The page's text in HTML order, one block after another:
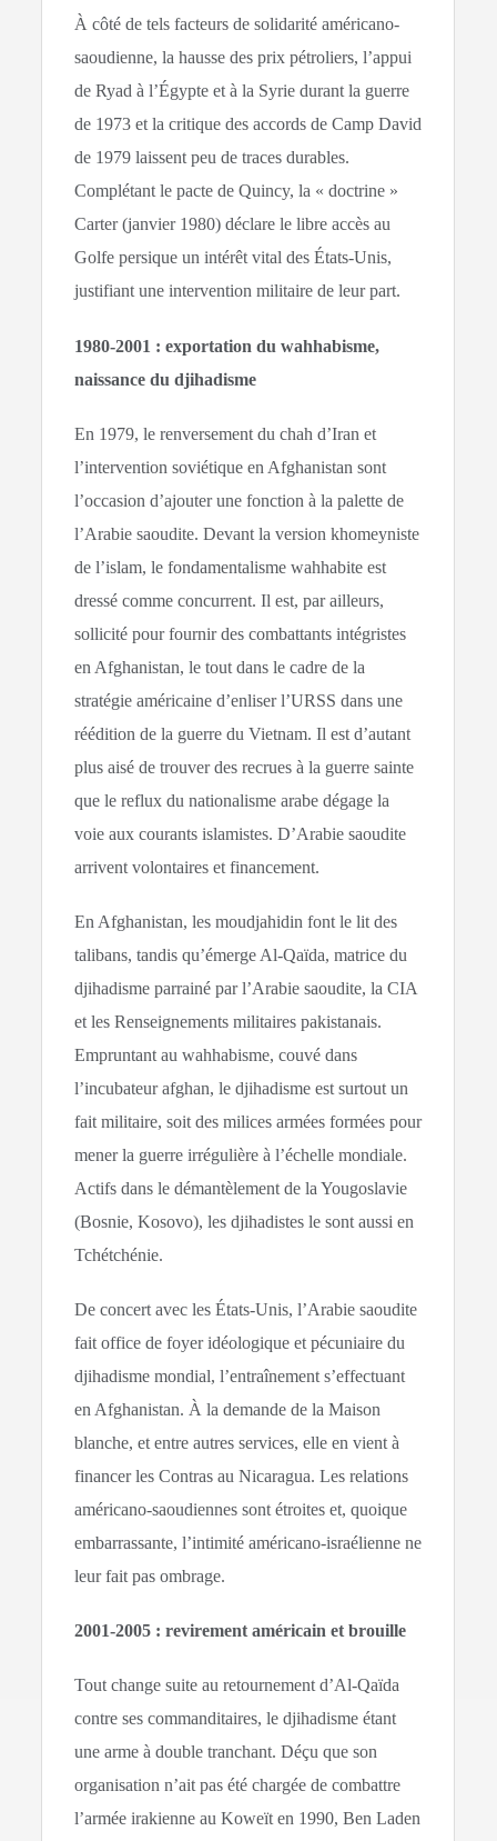
À côté de tels facteurs de solidarité américano-
saoudienne, la hausse des prix pétroliers, l’appui
de Ryad à l’Égypte et à la Syrie durant la guerre
de 1973 et la critique des accords de Camp David
de 1979 laissent peu de traces durables.
Complétant le pacte de Quincy, la « doctrine »
Carter (janvier 1980) déclare le libre accès au
Golfe persique un intérêt vital des États-Unis,
justifiant une intervention militaire de leur part.
1980-2001 : exportation du wahhabisme,
naissance du djihadisme
En 1979, le renversement du chah d’Iran et
l’intervention soviétique en Afghanistan sont
l’occasion d’ajouter une fonction à la palette de
l’Arabie saoudite. Devant la version khomeyniste
de l’islam, le fondamentalisme wahhabite est
dressé comme concurrent. Il est, par ailleurs,
sollicité pour fournir des combattants intégristes
en Afghanistan, le tout dans le cadre de la
stratégie américaine d’enliser l’URSS dans une
réédition de la guerre du Vietnam. Il est d’autant
plus aisé de trouver des recrues à la guerre sainte
que le reflux du nationalisme arabe dégage la
voie aux courants islamistes. D’Arabie saoudite
arrivent volontaires et financement.
En Afghanistan, les moudjahidin font le lit des
talibans, tandis qu’émerge Al-Qaïda, matrice du
djihadisme parrainé par l’Arabie saoudite, la CIA
et les Renseignements militaires pakistanais.
Empruntant au wahhabisme, couvé dans
l’incubateur afghan, le djihadisme est surtout un
fait militaire, soit des milices armées formées pour
mener la guerre irrégulière à l’échelle mondiale.
Actifs dans le démantèlement de la Yougoslavie
(Bosnie, Kosovo), les djihadistes le sont aussi en
Tchétchénie.
De concert avec les États-Unis, l’Arabie saoudite
fait office de foyer idéologique et pécuniaire du
djihadisme mondial, l’entraînement s’effectuant
en Afghanistan. À la demande de la Maison
blanche, et entre autres services, elle en vient à
financer les Contras au Nicaragua. Les relations
américano-saoudiennes sont étroites et, quoique
embarrassante, l’intimité américano-israélienne ne
leur fait pas ombrage.
2001-2005 : revirement américain et brouille
Tout change suite au retournement d’Al-Qaïda
contre ses commanditaires, le djihadisme étant
une arme à double tranchant. Déçu que son
organisation n’ait pas été chargée de combattre
l’armée irakienne au Koweït en 1990, Ben Laden